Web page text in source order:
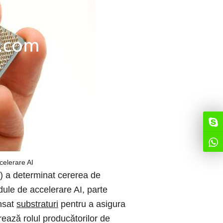
AI
a determinat cererea de
de accelerare AI, parte
substraturi pentru a asigura
rolul producătorilor de